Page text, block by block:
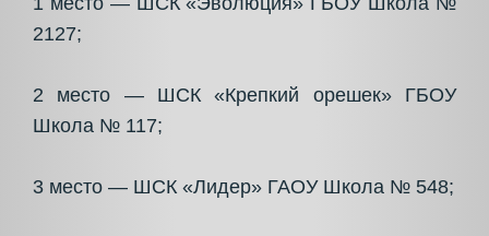
2127;
2 место — ШСК «Крепкий орешек» ГБОУ
Школа № 117;
3 место — ШСК «Лидер» ГАОУ Школа № 548;